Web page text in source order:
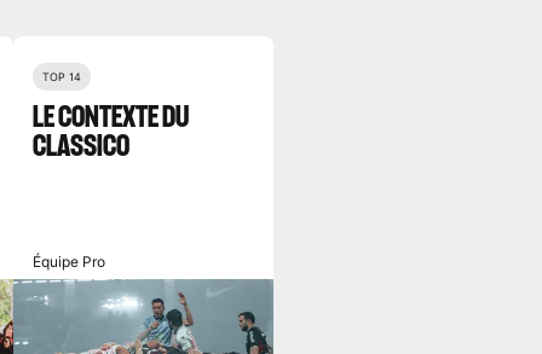
TOP 14
LE CONTEXTE DU
CLASSICO
Équipe Pro